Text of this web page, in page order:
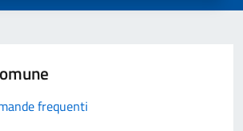
frequenti